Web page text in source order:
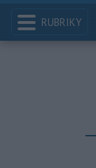
RUBRIKY